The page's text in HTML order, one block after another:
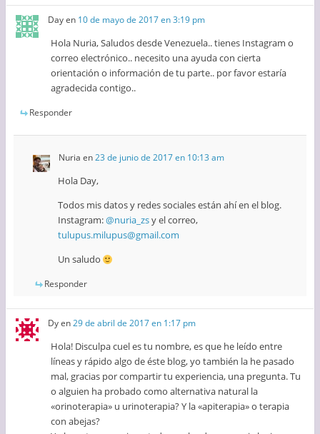
Dayen 10 de mayo de 2017 en 3:19 pm
Hola Nuria, Saludos desde Venezuela.. tienes Instagram o
correo electrónico.. necesito una ayuda con cierta
orientación o información de tu parte.. por favor estaría
agradecida contigo..
Responder
Nuria en23 de junio de 2017 en 10:13 am
Hola Day,
Todos mis datos y redes sociales están ahí en el blog.
Instagram:@nuria_zsy el correo,
tulupus.milupus@gmail.com
Un saludo
Responder
Dyen29 de abril de 2017 en 1:17 pm
Hola! Disculpa cuel es tu nombre, es que he leído entre
líneas y rápido algo de éste blog, yo también la he pasado
mal, gracias por compartir tu experiencia, una pregunta. Tu
o alguien ha probado como alternativa natural la
«orinoterapia» u urinoterapia? Y la «apiterapia» o terapia
con abejas?